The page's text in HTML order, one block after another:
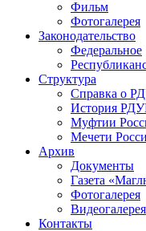
Фильм
Фотогалерея
Законодательство
Федеральное
Структура
Справка о
История
Муфтии
Мечети
Архив
Документы
Газета
Фотогалерея
Видеогалерея
Контакты